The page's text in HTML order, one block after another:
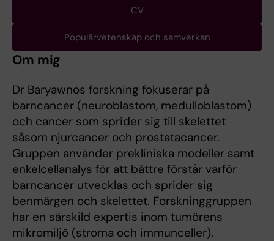
CV
Populärvetenskap och samverkan
Om mig
Dr Baryawnos forskning fokuserar på
barncancer (neuroblastom, medulloblastom)
och cancer som sprider sig till skelettet
såsom njurcancer och prostatacancer.
Gruppen använder prekliniska modeller samt
enkelcellanalys för att bättre förstår varför
barncancer utvecklas och sprider sig
benmärgen och skelettet. Forskninggruppen
har en särskild expertis inom tumörens
mikromiljö (stroma och immunceller).